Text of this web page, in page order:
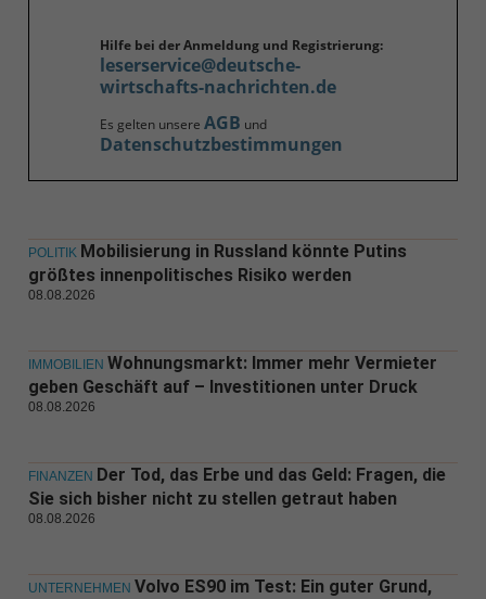
Hilfe bei der Anmeldung und Registrierung:
leserservice@deutsche-
wirtschafts-nachrichten.de
Es gelten unsere AGB und
Datenschutzbestimmungen
POLITIK Mobilisierung in Russland könnte Putins
größtes innenpolitisches Risiko werden
08.08.2026
IMMOBILIEN Wohnungsmarkt: Immer mehr Vermieter
geben Geschäft auf – Investitionen unter Druck
08.08.2026
FINANZEN Der Tod, das Erbe und das Geld: Fragen, die
Sie sich bisher nicht zu stellen getraut haben
08.08.2026
UNTERNEHMEN Volvo ES90 im Test: Ein guter Grund,